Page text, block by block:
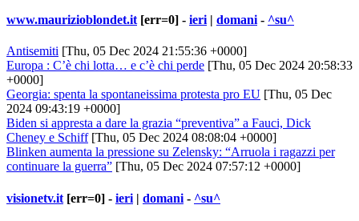
www.maurizioblondet.it [err=0] - ieri | domani - ^su^
Antisemiti [Thu, 05 Dec 2024 21:55:36 +0000]
Europa : C’è chi lotta… e c’è chi perde [Thu, 05 Dec 2024 20:58:33
+0000]
Georgia: spenta la spontaneissima protesta pro EU [Thu, 05 Dec
2024 09:43:19 +0000]
Biden si appresta a dare la grazia “preventiva” a Fauci, Dick
Cheney e Schiff[Thu, 05 Dec 2024 08:08:04 +0000]
Blinken aumenta la pressione su Zelensky: “Arruola i ragazzi per
continuare la guerra” [Thu, 05 Dec 2024 07:57:12 +0000]
visionetv.it [err=0] - ieri | domani - ^su^